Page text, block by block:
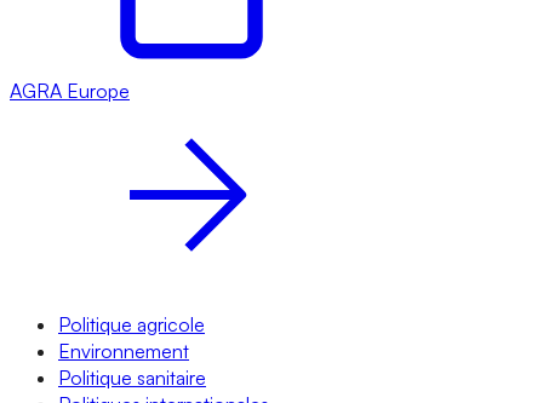
AGRA Europe
Politique agricole
Environnement
Politique sanitaire